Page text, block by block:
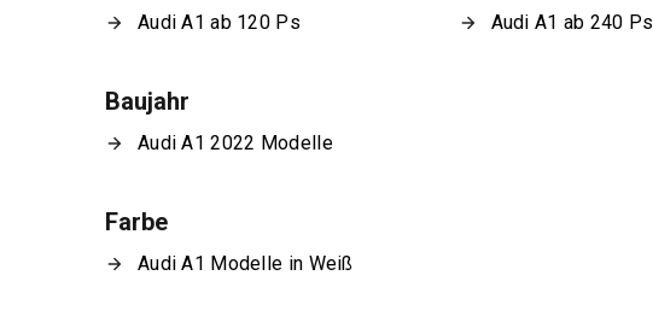
Audi A1 ab 120 Ps Audi A1 ab 240 Ps
Baujahr
Audi A1 2022 Modelle
Farbe
Audi A1 Modelle in Weiß